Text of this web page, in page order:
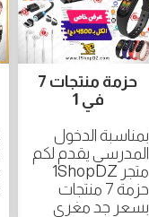
حزمة منتجات 7
في 1
بمناسبة الدخول
المدرسي يقدم لكم
متجر 1ShopDZ
حزمة 7 منتجات
بسعر جد مغري